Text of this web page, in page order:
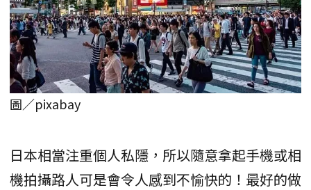
圖／pixabay
日本相當注重個人私隱，所以隨意拿起手機或相
機拍攝路人可是會令人感到不愉快的！最好的做